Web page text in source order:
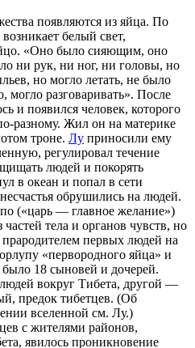
появляются из яйца. По
белый свет,
«Оно было сияющим, оно
ни рук, ни ног, ни головы, но
но могло летать, не было
могло разговаривать». После
и появился человек, которого
разному. Жил он на материке
троне. Лу приносили ему
регулировал течение
людей и покорять
в океан и попал в сети
обрушились на людей.
(«царь — главное желание»)
тела и органов чувств, но
первых людей на
«первородного яйца» и
18 сыновей и дочерей.
вокруг Тибета, другой —
предок тибетцев. (Об
вселенной см. Лу.)
с жителями районов,
явилось проникновение